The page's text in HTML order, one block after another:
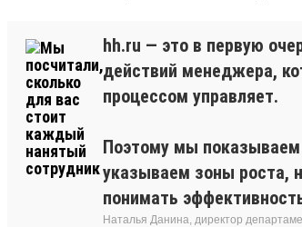
hh.ru — это в первую
действий менеджера,
процессом управляет.
Поэтому мы
указываем зоны роста,
понимать
Наталья Данина, директор